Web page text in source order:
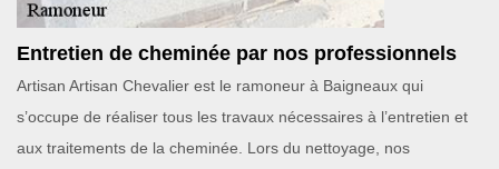
Entretien de cheminée par nos professionnels
Artisan Artisan Chevalier est le ramoneur à Baigneaux qui
s’occupe de réaliser tous les travaux nécessaires à l’entretien et
aux traitements de la cheminée. Lors du nettoyage, nos